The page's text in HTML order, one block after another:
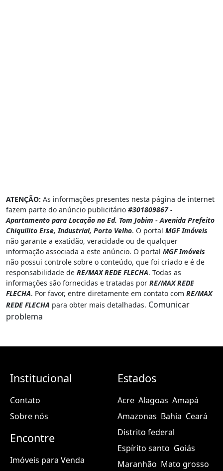
ATENÇÃO: As informações presentes nesta página de internet
fazem parte do anúncio publicitário #301809867 -
Apartamento para Locação no Ed. Tom Jobim - Avenida Prefeito
Chiquilito Erse, Industrial, Porto Velho. O portal MGF Imóveis
não garante a exatidão, veracidade ou de qualquer
informação associada a este anúncio. O portal MGF Imóveis
não possui controle sobre o conteúdo, que foi criado e é de
responsabilidade de RE/MAX REDE FLECHA. Todas as
informações são fornecidas e tratadas por RE/MAX REDE
FLECHA. Por favor, entre diretamente em contato com RE/MAX
REDE FLECHA para obter mais detalhadas. Comunicar
problema
Institucional
Contato
Sobre nós
Encontre
Imóveis para Venda
Estados
Acre Alagoas Amapá
Amazonas Bahia Ceará
Distrito federal
Espírito santo Goiás
Maranhão Mato grosso